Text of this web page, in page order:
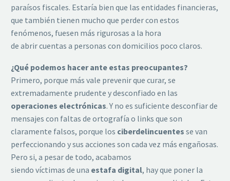
paraísos fiscales. Estaría bien que las entidades financieras,
que también tienen mucho que perder con estos
fenómenos, fuesen más rigurosas a la hora
de abrir cuentas a personas con domicilios poco claros.
¿Qué podemos hacer ante estas preocupantes?
Primero, porque más vale prevenir que curar, se
extremadamente prudente y desconfiado en las
operaciones electrónicas. Y no es suficiente desconfiar de
mensajes con faltas de ortografía o links que son
claramente falsos, porque los ciberdelincuentes se van
perfeccionando y sus acciones son cada vez más engañosas.
Pero si, a pesar de todo, acabamos
siendo víctimas de una estafa digital, hay que poner la